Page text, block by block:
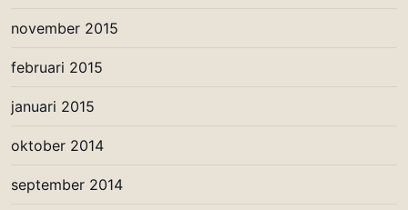
november 2015
februari 2015
januari 2015
oktober 2014
september 2014